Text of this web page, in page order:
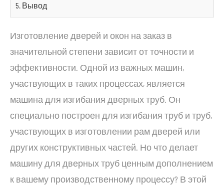
5. Вывод
Изготовление дверей и окон на заказ в
значительной степени зависит от точности и
эффективности. Одной из важных машин,
участвующих в таких процессах, является
машина для изгибания дверных труб. Он
специально построен для изгибания труб и труб,
участвующих в изготовлении рам дверей или
других конструктивных частей. Но что делает
машину для дверных труб ценным дополнением
к вашему производственному процессу? В этой